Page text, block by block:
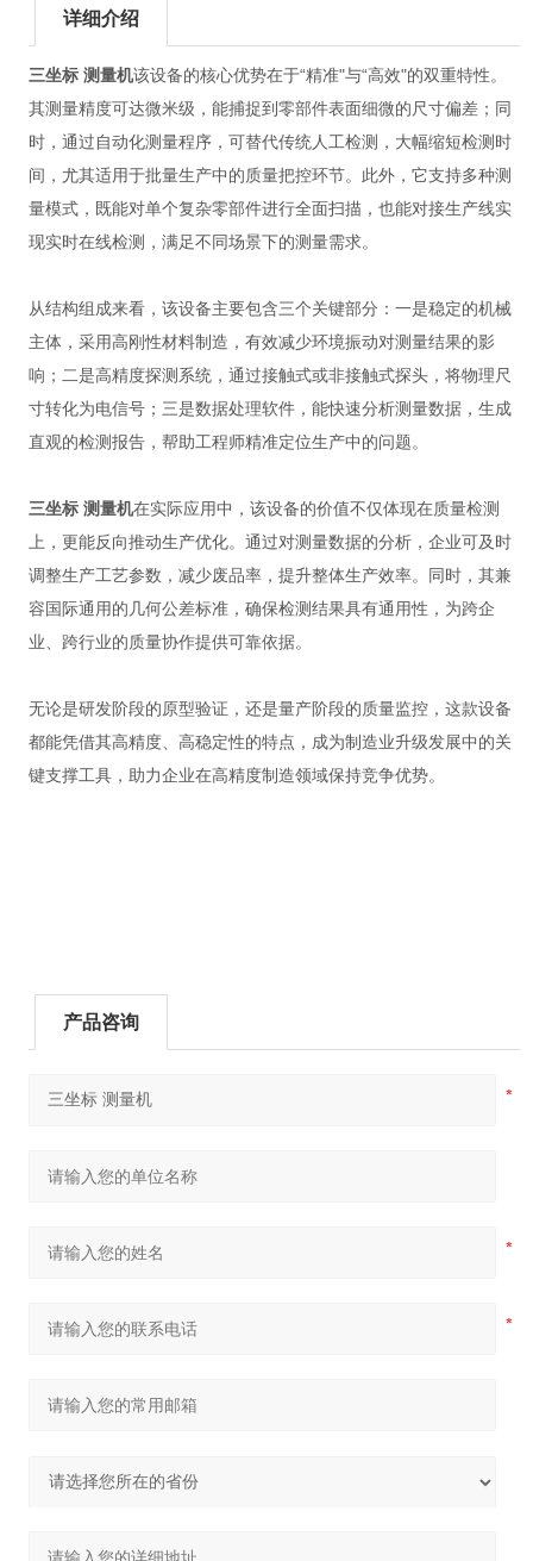
详细介绍
三坐标 测量机该设备的核心优势在于“精准"与“高效"的双重特性。
其测量精度可达微米级，能捕捉到零部件表面细微的尺寸偏差；同
时，通过自动化测量程序，可替代传统人工检测，大幅缩短检测时
间，尤其适用于批量生产中的质量把控环节。此外，它支持多种测
量模式，既能对单个复杂零部件进行全面扫描，也能对接生产线实
现实时在线检测，满足不同场景下的测量需求。
从结构组成来看，该设备主要包含三个关键部分：一是稳定的机械
主体，采用高刚性材料制造，有效减少环境振动对测量结果的影
响；二是高精度探测系统，通过接触式或非接触式探头，将物理尺
寸转化为电信号；三是数据处理软件，能快速分析测量数据，生成
直观的检测报告，帮助工程师精准定位生产中的问题。
三坐标 测量机在实际应用中，该设备的价值不仅体现在质量检测
上，更能反向推动生产优化。通过对测量数据的分析，企业可及时
调整生产工艺参数，减少废品率，提升整体生产效率。同时，其兼
容国际通用的几何公差标准，确保检测结果具有通用性，为跨企
业、跨行业的质量协作提供可靠依据。
无论是研发阶段的原型验证，还是量产阶段的质量监控，这款设备
都能凭借其高精度、高稳定性的特点，成为制造业升级发展中的关
键支撑工具，助力企业在高精度制造领域保持竞争优势。
产品咨询